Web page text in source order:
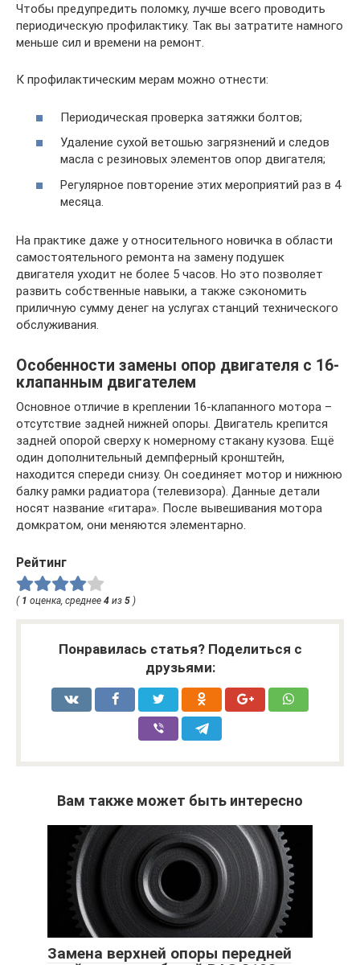
Чтобы предупредить поломку, лучше всего проводить
периодическую профилактику. Так вы затратите намного
меньше сил и времени на ремонт.
К профилактическим мерам можно отнести:
Периодическая проверка затяжки болтов;
Удаление сухой ветошью загрязнений и следов
масла с резиновых элементов опор двигателя;
Регулярное повторение этих мероприятий раз в 4
месяца.
На практике даже у относительного новичка в области
самостоятельного ремонта на замену подушек
двигателя уходит не более 5 часов. Но это позволяет
развить собственные навыки, а также сэкономить
приличную сумму денег на услугах станций технического
обслуживания.
Особенности замены опор двигателя с 16-
клапанным двигателем
Основное отличие в креплении 16-клапанного мотора –
отсутствие задней нижней опоры. Двигатель крепится
задней опорой сверху к номерному стакану кузова. Ещё
один дополнительный демпферный кронштейн,
находится спереди снизу. Он соединяет мотор и нижнюю
балку рамки радиатора (телевизора). Данные детали
носят название «гитара». После вывешивания мотора
домкратом, они меняются элементарно.
Рейтинг
( 1 оценка, среднее 4 из 5 )
Понравилась статья? Поделиться с
друзьями:
Вам также может быть интересно
Замена верхней опоры передней